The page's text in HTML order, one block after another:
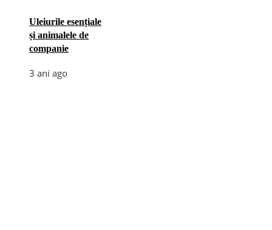
Uleiurile esențiale
și animalele de
companie
3 ani ago